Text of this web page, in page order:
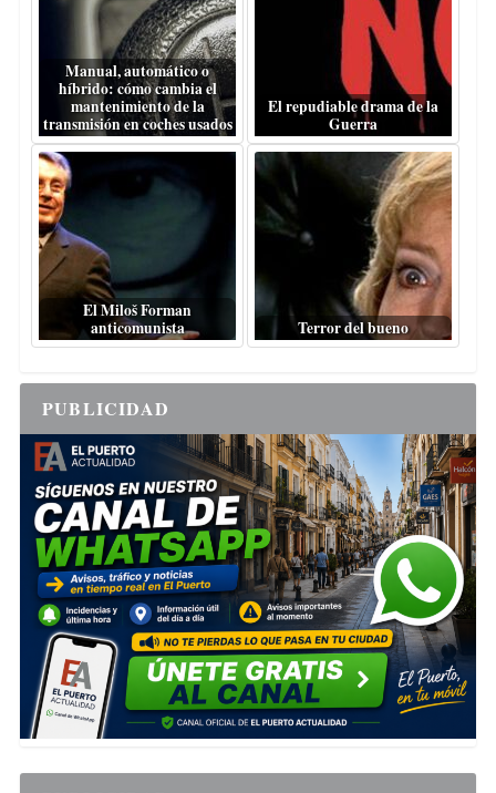
Manual, automático o
híbrido: cómo cambia el
mantenimiento de la
transmisión en coches usados
El repudiable drama de la
Guerra
El Miloš Forman
anticomunista
Terror del bueno
PUBLICIDAD